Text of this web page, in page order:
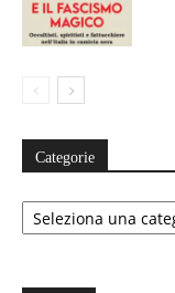
Categorie
Categorie